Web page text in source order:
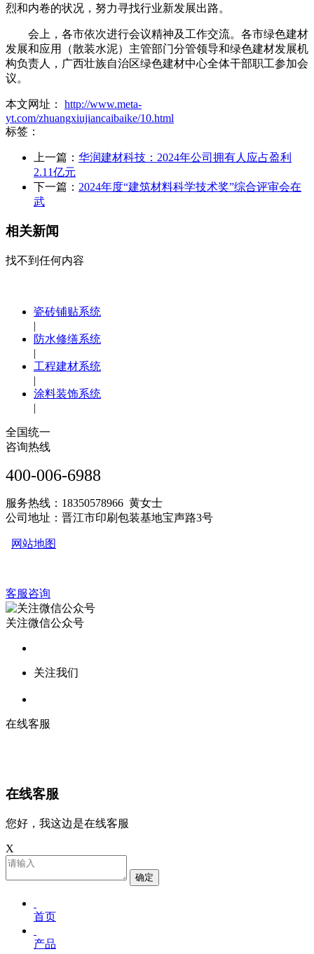
烈和内卷的状况，努力寻找行业新发展出路。
会上，各市依次进行会议精神及工作交流。各市绿色建材
发展和应用（散装水泥）主管部门分管领导和绿色建材发展机
构负责人，广西壮族自治区绿色建材中心全体干部职工参加会
议。
本文网址： http://www.meta-
yt.com/zhuangxiujiancaibaike/10.html
标签：
上一篇： 华润建材科技：2024年公司拥有人应占盈利
2.11亿元
下一篇： 2024年度“建筑材料科学技术奖”综合评审会在
武
相关新闻
找不到任何内容
瓷砖铺贴系统
|
防水修缮系统
|
工程建材系统
|
涂料装饰系统
|
全国统一
咨询热线
400-006-6988
服务热线：18350578966 黄女士
公司地址：晋江市印刷包装基地宝声路3号
网站地图
客服咨询
关注微信公众号
关注我们
在线客服
在线客服
您好，我这边是在线客服
X
确定
首页
产品